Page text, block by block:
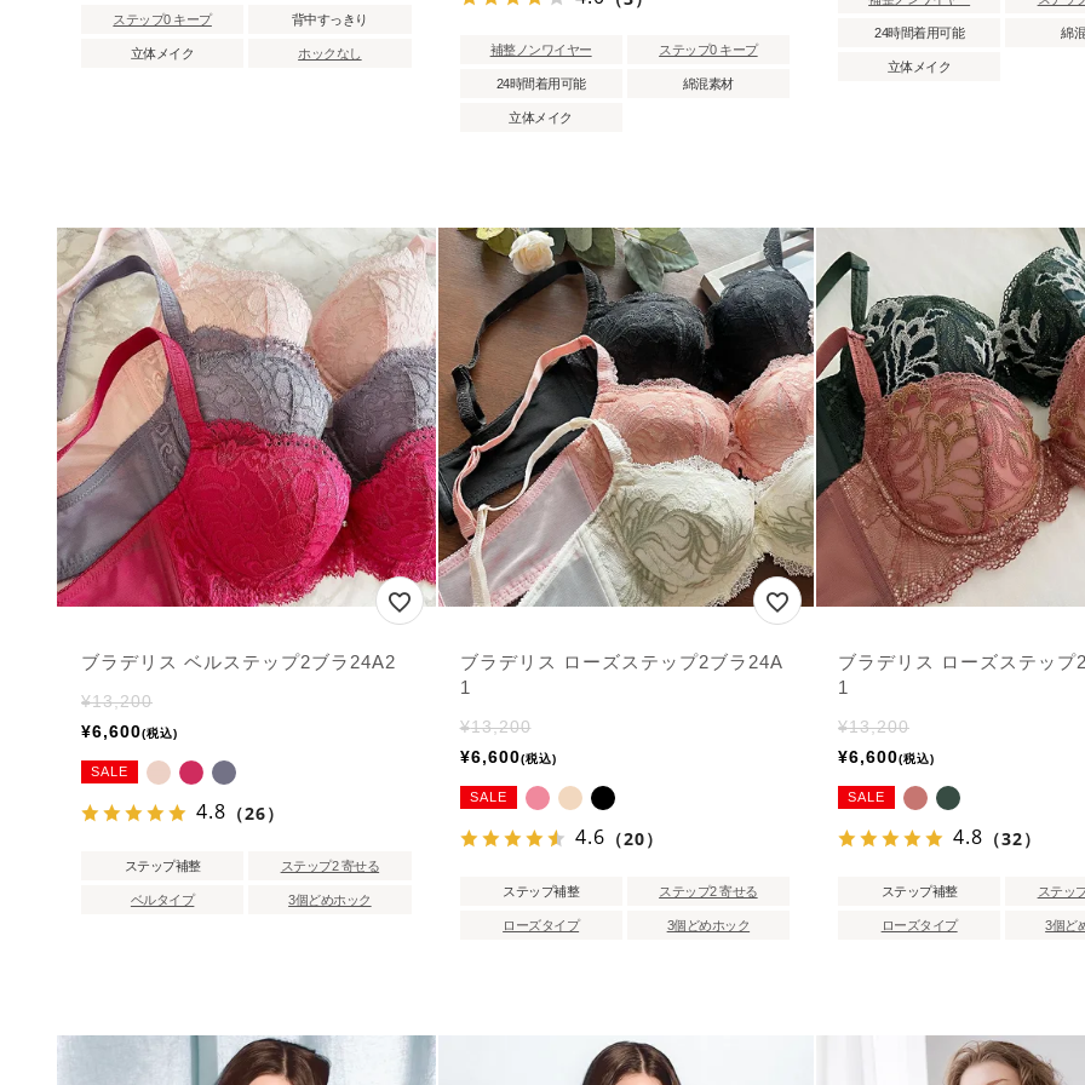
ステップ0 キープ 背中すっきり
立体メイク ホックなし 補整ノンワイヤー ステップ0 キープ
24時間着用可能 綿混素材
立体メイク
24時間着用可能 綿
立体メイク
ブラデリス ベルステップ2ブラ24A2
¥13,200
¥6,600 税込
SALE
4.8 （26）
ステップ補整 ステップ2 寄せる
ベルタイプ 3個どめホック
ブラデリス ローズステップ2ブラ24A
1
¥13,200
¥6,600 税込
SALE
4.6 （20）
ステップ補整 ステップ2 寄せる
ローズタイプ 3個どめホック
ブラデリス ローズステップ
1
¥13,200
¥6,600 税込
SALE
4.8 （32）
ステップ補整 ステッ
ローズタイプ 3個ど